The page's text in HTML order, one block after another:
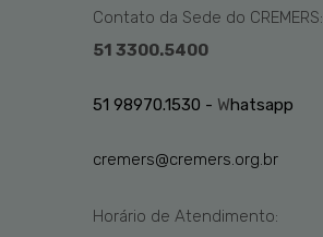
Contato da Sede do CREMERS:
51 3300.5400
51 98970.1530 - Whatsapp
cremers@cremers.org.br
Horário de Atendimento: